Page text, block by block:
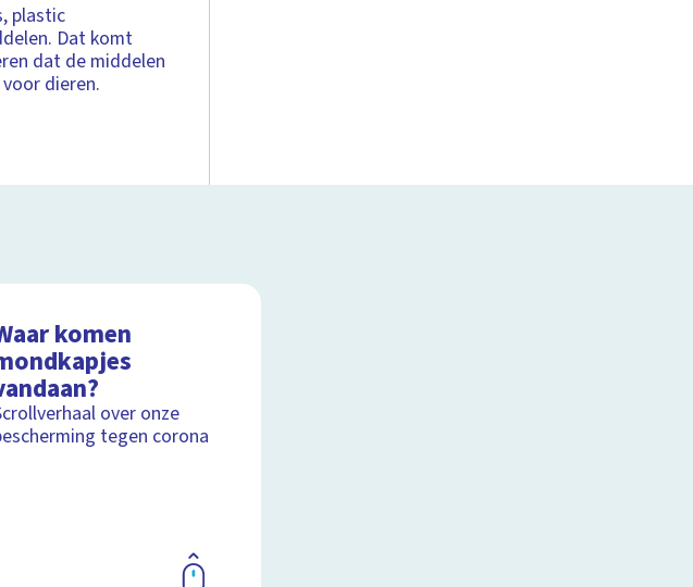
plastic
Dat komt
dat de middelen
dieren.
komen
over onze
tegen corona